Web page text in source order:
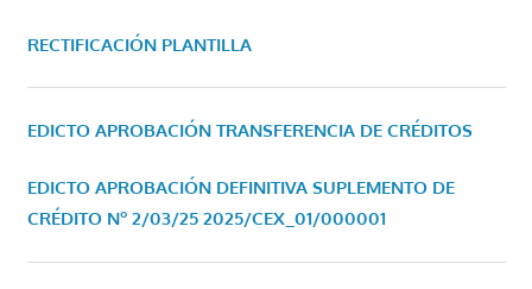
RECTIFICACIÓN PLANTILLA
EDICTO APROBACIÓN TRANSFERENCIA DE CRÉDITOS
EDICTO APROBACIÓN DEFINITIVA SUPLEMENTO DE
CRÉDITO Nº 2/03/25 2025/CEX_01/000001